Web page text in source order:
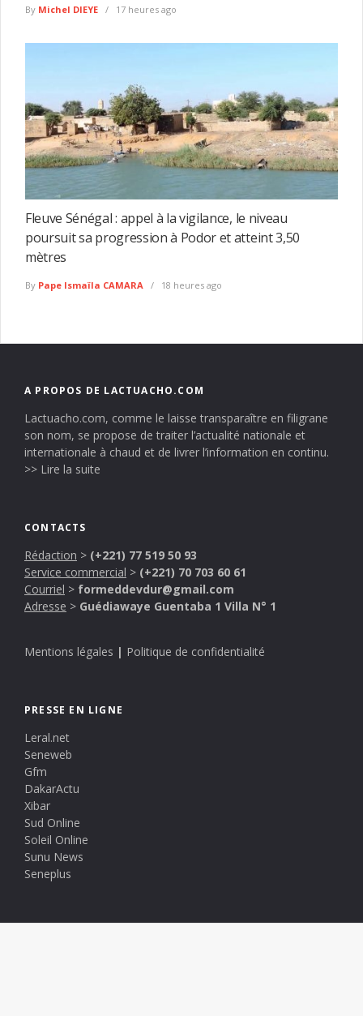
By Michel DIEYE 17 heures ago
Fleuve Sénégal : appel à la vigilance, le niveau
poursuit sa progression à Podor et atteint 3,50
mètres
By Pape Ismaïla CAMARA 18 heures ago
A PROPOS DE LACTUACHO.COM
Lactuacho.com, comme le laisse transparaître en filigrane
son nom, se propose de traiter l’actualité nationale et
internationale à chaud et de livrer l’information en continu.
>> Lire la suite
CONTACTS
Rédaction > (+221) 77 519 50 93
Service commercial > (+221) 70 703 60 61
Courriel > formeddevdur@gmail.com
Adresse > Guédiawaye Guentaba 1 Villa N° 1
Mentions légales | Politique de confidentialité
PRESSE EN LIGNE
Leral.net
Seneweb
Gfm
DakarActu
Xibar
Sud Online
Soleil Online
Sunu News
Seneplus